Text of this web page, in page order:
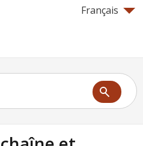
Français